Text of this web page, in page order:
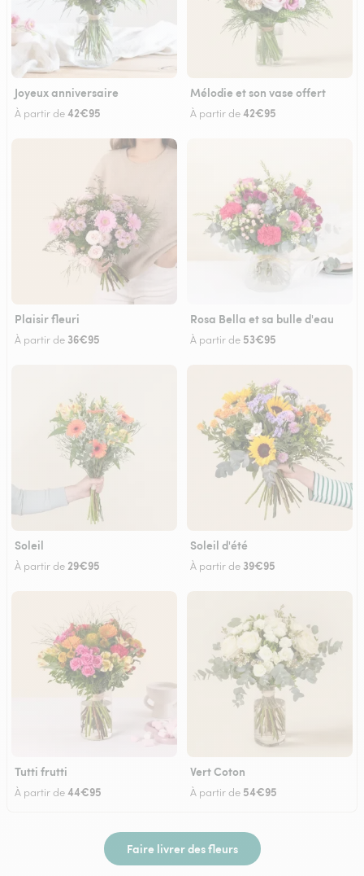
Joyeux anniversaire
À partir de42€95
Mélodie et son vase offert
À partir de42€95
Plaisir fleuri
À partir de 36€95
Rosa Bella et sa bulle d'eau
À partir de 53€95
Soleil
À partir de 29€95
Soleil d'été
À partir de 39€95
Tutti frutti
À partir de44€95
Vert Coton
À partir de 54€95
Faire livrer des fleurs